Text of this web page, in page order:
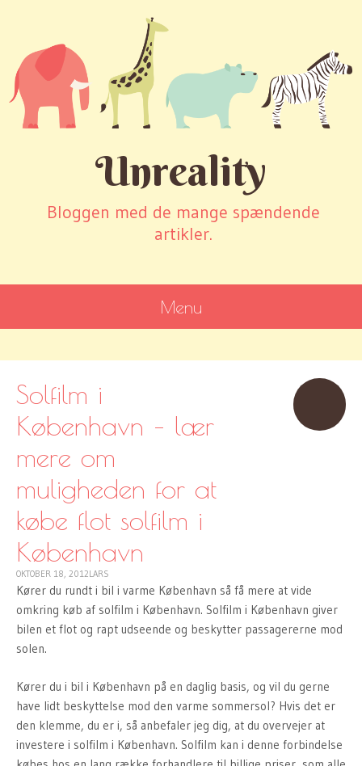
Unreality
Bloggen med de mange spændende
artikler.
Menu
CONTENT
Solfilm i
København – lær
mere om
muligheden for at
købe flot solfilm i
København
OKTOBER 18, 2012LARS
Kører du rundt i bil i varme København så få mere at vide
omkring køb af solfilm i København. Solfilm i København giver
bilen et flot og rapt udseende og beskytter passagererne mod
solen.
Kører du i bil i København på en daglig basis, og vil du gerne
have lidt beskyttelse mod den varme sommersol? Hvis det er
den klemme, du er i, så anbefaler jeg dig, at du overvejer at
investere i solfilm i København. Solfilm kan i denne forbindelse